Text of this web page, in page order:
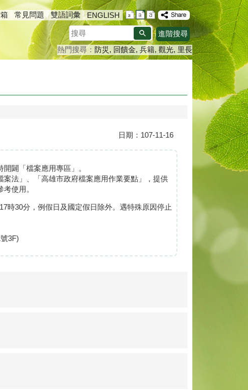
常見問題 雙語詞彙
ENGLISH
搜
尋
進階搜尋
熱門搜尋： 防災 回饋金 兵籍 觀光 里長
日期：107-11-16
闢「檔案應用專區」。
法」、「高雄市政府檔案應用作業要點」，提供
使用。
時30分，例假日及國定假日除外。遇特殊原因停止
號3F)